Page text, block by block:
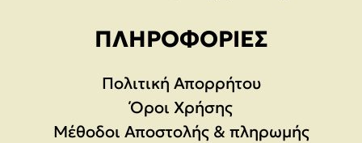
ΠΛΗΡΟΦΟΡΊΕΣ
Πολιτική Απορρήτου
Όροι Χρήσης
Μέθοδοι Αποστολής & πληρωμής